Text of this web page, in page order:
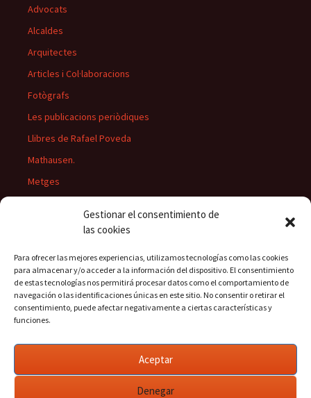
Gestionar el consentimiento de
las cookies
Para ofrecer las mejores experiencias, utilizamos tecnologías como las cookies
para almacenar y/o acceder a la información del dispositivo. El consentimiento
de estas tecnologías nos permitirá procesar datos como el comportamiento de
navegación o las identificaciones únicas en este sitio. No consentir o retirar el
consentimiento, puede afectar negativamente a ciertas características y
funciones.
Aceptar
Denegar
Advocats
Alcaldes
Arquitectes
Articles i Col·laboracions
Fotògrafs
Les publicacions periòdiques
Llibres de Rafael Poveda
Mathausen.
Metges
Presidents del Casino
Rectors